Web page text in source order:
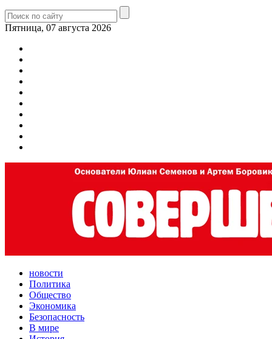
Пятница, 07 августа 2026
новости
Политика
Общество
Экономика
Безопасность
В мире